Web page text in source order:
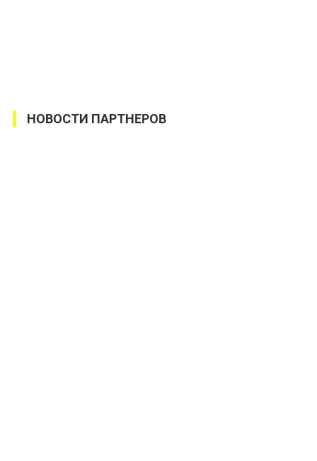
НОВОСТИ ПАРТНЕРОВ